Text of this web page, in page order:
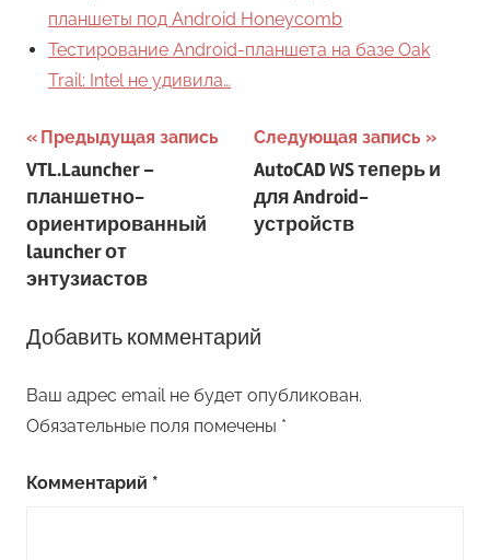
планшеты под Android Honeycomb
Тестирование Android-планшета на базе Oak
Trail: Intel не удивила…
Навигация
по
записям
Предыдущая запись
VTL.Launcher –
планшетно-
ориентированный
launcher от
энтузиастов
Следующая запись
AutoCAD WS теперь и
для Android-
устройств
Добавить комментарий
Ваш адрес email не будет опубликован.
Обязательные поля помечены *
Комментарий *